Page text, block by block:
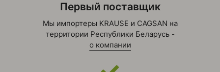
Первый поставщик
Мы импортеры KRAUSE и CAGSAN на
территории Республики Беларусь -
о компании